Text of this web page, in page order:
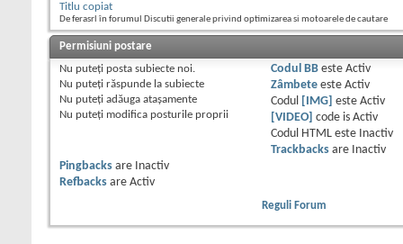
Titlu copiat
De ferasrl în forumul Discutii generale privind optimizarea si motoarele de cautare
Permisiuni postare
Nu puteţi posta subiecte noi.
Nu puteţi răspunde la subiecte
Nu puteţi adăuga ataşamente
Nu puteţi modifica posturile proprii
Codul BBeste Activ
Zâmbeteeste Activ
Codul
[IMG] este Activ
[VIDEO]
code is Activ
Codul HTML este
Inactiv
Trackbacksare
Inactiv
Pingbacks are
Inactiv
Refbacks are Activ
Reguli Forum